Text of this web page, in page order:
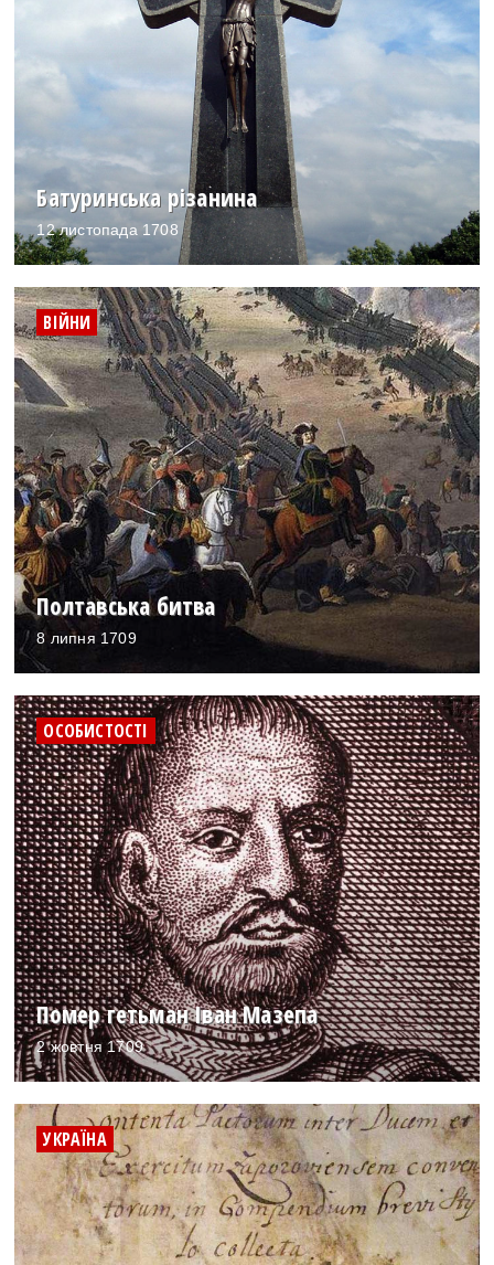
Батуринська різанина
12 листопада 1708
ВІЙНИ
Полтавська битва
8 липня 1709
ОСОБИСТОСТІ
Помер гетьман Іван Мазепа
2 жовтня 1709
УКРАЇНА